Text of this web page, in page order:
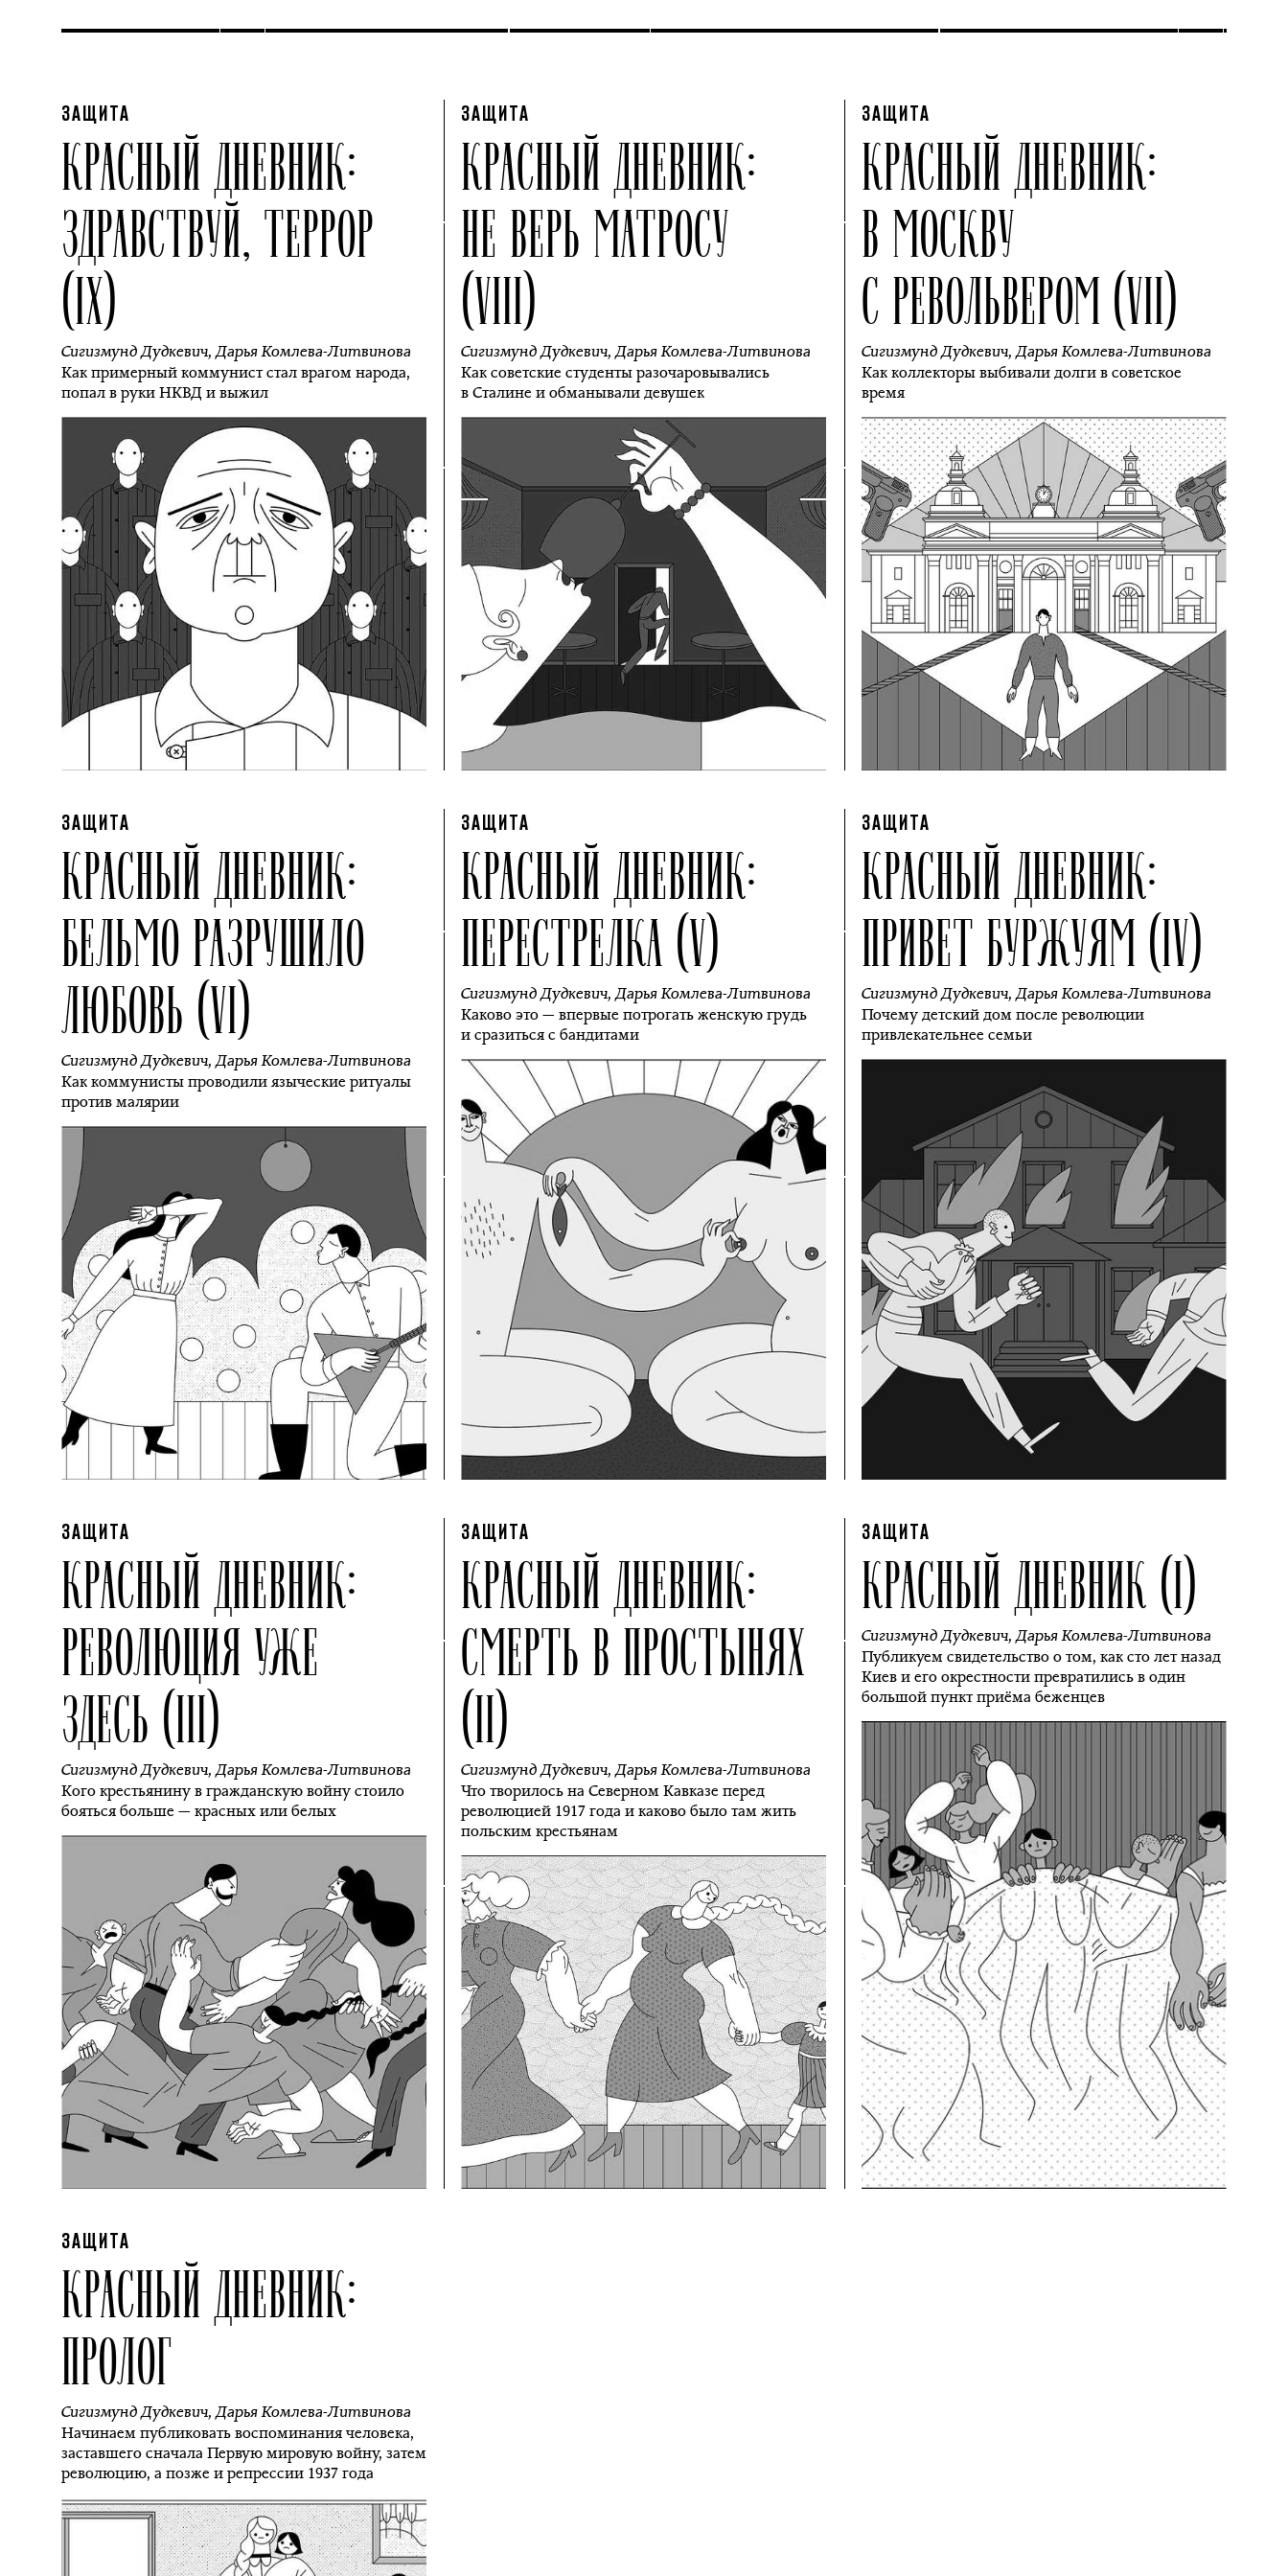
ЗАЩИТА
КРАСНЫЙ ДНЕВНИК:
ЗДРАВСТВУЙ, ТЕРРОР
(IX)
Сигизмунд Дудкевич,Дарья Комлева-Литвинова
Как примерный коммунист стал врагом народа,
попал в руки НКВД и выжил
ЗАЩИТА
КРАСНЫЙ ДНЕВНИК:
НЕ ВЕРЬ МАТРОСУ
(VIII)
Сигизмунд Дудкевич,Дарья Комлева-Литвинова
Как советские студенты разочаровывались
в Сталине и обманывали девушек
ЗАЩИТА
КРАСНЫЙ ДНЕВНИК:
В МОСКВУ
С РЕВОЛЬВЕРОМ (VII)
Сигизмунд Дудкевич,Дарья Комлева-Литвинова
Как коллекторы выбивали долги в советское
время
ЗАЩИТА
КРАСНЫЙ ДНЕВНИК:
БЕЛЬМО РАЗРУШИЛО
ЛЮБОВЬ (VI)
Сигизмунд Дудкевич,Дарья Комлева-Литвинова
Как коммунисты проводили языческие ритуалы
против малярии
ЗАЩИТА
КРАСНЫЙ ДНЕВНИК:
ПЕРЕСТРЕЛКА (V)
Сигизмунд Дудкевич,Дарья Комлева-Литвинова
Каково это — впервые потрогать женскую грудь
и сразиться с бандитами
ЗАЩИТА
КРАСНЫЙ ДНЕВНИК:
ПРИВЕТ БУРЖУЯМ (IV)
Сигизмунд Дудкевич,Дарья Комлева-Литвинова
Почему детский дом после революции
привлекательнее семьи
ЗАЩИТА
КРАСНЫЙ ДНЕВНИК:
РЕВОЛЮЦИЯ УЖЕ
ЗДЕСЬ (III)
Сигизмунд Дудкевич,Дарья Комлева-Литвинова
Кого крестьянину в гражданскую войну стоило
бояться больше — красных или белых
ЗАЩИТА
КРАСНЫЙ ДНЕВНИК:
СМЕРТЬ В ПРОСТЫНЯХ
(II)
Сигизмунд Дудкевич,Дарья Комлева-Литвинова
Что творилось на Северном Кавказе перед
революцией 1917 года и каково было там жить
польским крестьянам
ЗАЩИТА
КРАСНЫЙ ДНЕВНИК (I)
Сигизмунд Дудкевич,Дарья Комлева-Литвинова
Публикуем свидетельство о том, как сто лет назад
Киев и его окрестности превратились в один
большой пункт приёма беженцев
ЗАЩИТА
КРАСНЫЙ ДНЕВНИК:
ПРОЛОГ
Сигизмунд Дудкевич,Дарья Комлева-Литвинова
Начинаем публиковать воспоминания человека,
заставшего сначала Первую мировую войну, затем
революцию, а позже и репрессии 1937 года